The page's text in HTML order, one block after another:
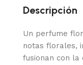
Descripción
Un perfume
notas florales,
fusionan con